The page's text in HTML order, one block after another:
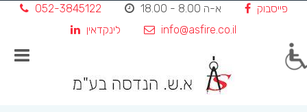
Skip
052-3845122 א-ה 8.00 - 18.00
פייסבוק
לינקדאין
info@asfire.co.il